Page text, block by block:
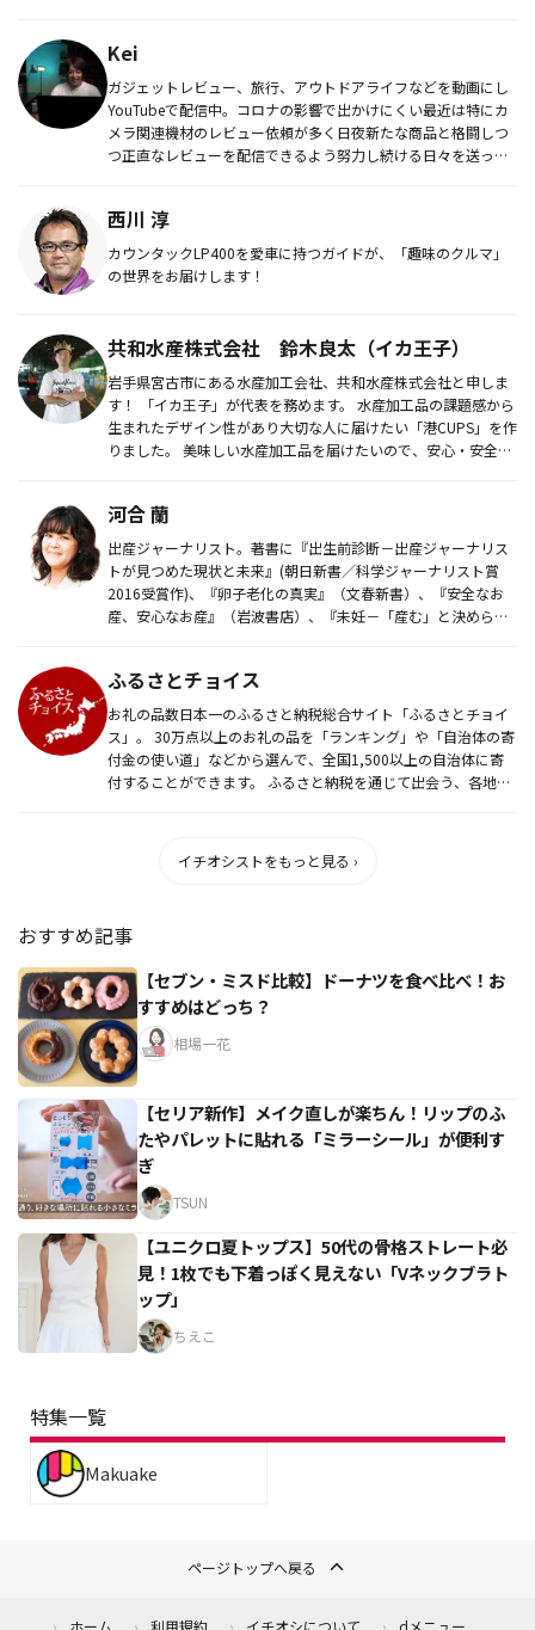
Kei
ガジェットレビュー、旅行、アウトドアライフなどを動画にし
YouTubeで配信中。コロナの影響で出かけにくい最近は特にカ
メラ関連機材のレビュー依頼が多く日夜新たな商品と格闘しつ
つ正直なレビューを配信できるよう努力し続ける日々を送って
西川 淳
カウンタックLP400を愛車に持つガイドが、「趣味のクルマ」
の世界をお届けします！
共和水産株式会社 鈴木良太（イカ王子）
岩手県宮古市にある水産加工会社、共和水産株式会社と申しま
す！ 「イカ王子」が代表を務めます。 水産加工品の課題感から
生まれたデザイン性があり大切な人に届けたい「港CUPS」を作
りました。 美味しい水産加工品を届けたいので、安心・安全
河合 蘭
出産ジャーナリスト。著書に『出生前診断－出産ジャーナリス
トが見つめた現状と未来』(朝日新書／科学ジャーナリスト賞
2016受賞作)、『卵子老化の真実』（文春新書）、『安全なお
産、安心なお産』（岩波書店）、『未妊－「産む」と決められ
ふるさとチョイス
お礼の品数日本一のふるさと納税総合サイト「ふるさとチョイ
ス」。 30万点以上のお礼の品を「ランキング」や「自治体の寄
付金の使い道」などから選んで、全国1,500以上の自治体に寄
付することができます。 ふるさと納税を通じて出会う、各地域
イチオシストをもっと見る ›
おすすめ記事
【セブン・ミスド比較】ドーナツを食べ比べ！お
すすめはどっち？
相場一花
【セリア新作】メイク直しが楽ちん！リップのふ
たやパレットに貼れる「ミラーシール」が便利す
ぎ
TSUN
【ユニクロ夏トップス】50代の骨格ストレート必
見！1枚でも下着っぽく見えない「Vネックブラト
ップ」
ちえこ
特集一覧
Makuake
ページトップへ戻る